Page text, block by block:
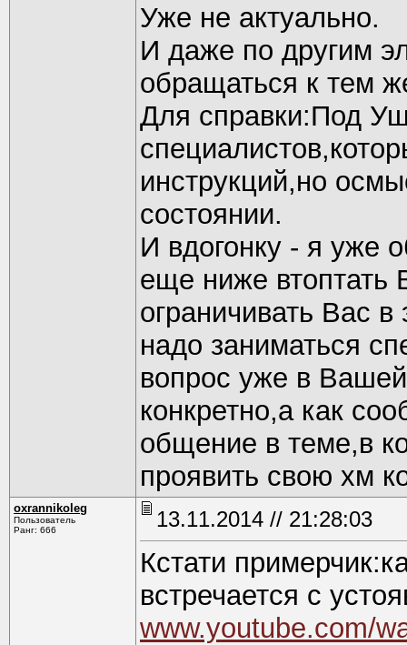
Уже не актуально.
И даже по другим
обращаться к тем
Для справки:Под
инструкций,но
состоянии.
И вдогонку - я уже
еще ниже втоптать
ограничивать Вас
надо заниматься
вопрос уже в
конкретно,а как
общение в теме,в
проявить свою хм
oxrannikoleg
Пользователь
Ранг: 666
13.11.2014 // 21:28:03
Кстати
встречается с
www.youtube.com/